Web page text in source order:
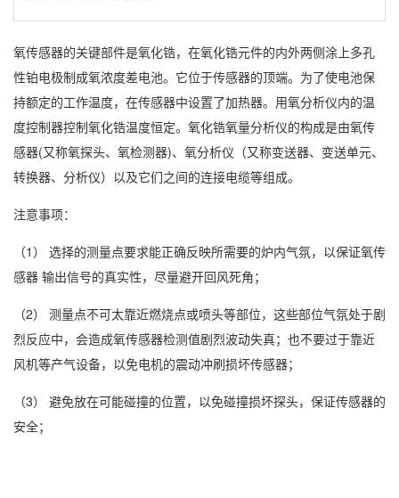
氧传感器的关键部件是氧化锆，在氧化锆元件的内外两侧涂上多孔
性铂电极制成氧浓度差电池。它位于传感器的顶端。为了使电池保
持额定的工作温度，在传感器中设置了加热器。用氧分析仪内的温
度控制器控制氧化锆温度恒定。氧化锆氧量分析仪的构成是由氧传
感器(又称氧探头、氧检测器)、氧分析仪（又称变送器、变送单元、
转换器、分析仪）以及它们之间的连接电缆等组成。
注意事项：
（1） 选择的测量点要求能正确反映所需要的炉内气氛，以保证氧传
感器 输出信号的真实性，尽量避开回风死角；
（2） 测量点不可太靠近燃烧点或喷头等部位，这些部位气氛处于剧
烈反应中，会造成氧传感器检测值剧烈波动失真；也不要过于靠近
风机等产气设备，以免电机的震动冲刷损坏传感器；
（3） 避免放在可能碰撞的位置，以免碰撞损坏探头，保证传感器的
安全；